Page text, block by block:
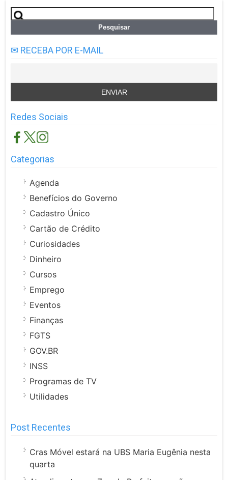
Pesquisar
por:
✉ RECEBA POR E-MAIL
Redes Sociais
Categorias
Agenda
Benefícios do Governo
Cadastro Único
Cartão de Crédito
Curiosidades
Dinheiro
Cursos
Emprego
Eventos
Finanças
FGTS
GOV.BR
INSS
Programas de TV
Utilidades
Post Recentes
Cras Móvel estará na UBS Maria Eugênia nesta
quarta